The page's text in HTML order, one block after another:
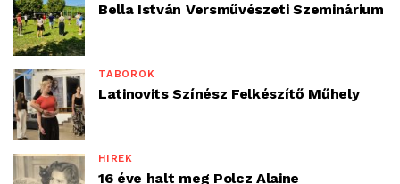
Bella István Versművészeti Szeminárium
TÁBOROK
Latinovits Színész Felkészítő Műhely
HÍREK
16 éve halt meg Polcz Alaine